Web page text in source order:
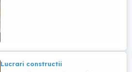
Lucrari constructii